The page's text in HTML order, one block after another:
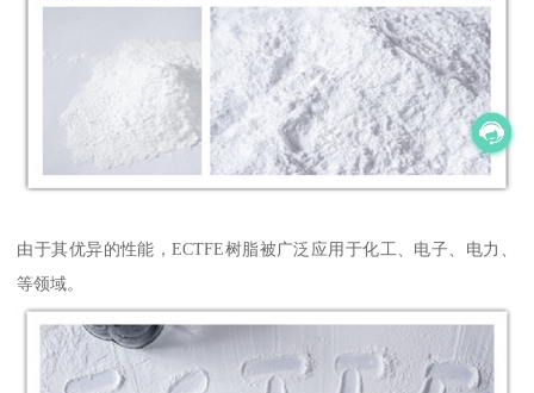
由于其优异的性能，ECTFE树脂被广泛应用于化工、电子、电力、
等领域。